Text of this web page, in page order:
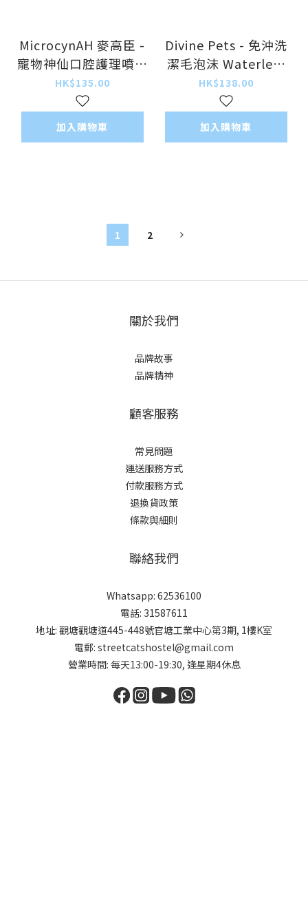
MicrocynAH 麥高臣 -
寵物神仙口腔護理噴霧
Oral Care Spray
100ml
HK$135.00
加入購物車
Divine Pets - 免沖洗
潔毛泡沫 Waterless
Pet Shampoo 200ml
HK$138.00
加入購物車
1 2
關於我們
品牌故事
品牌精神
顧客服務
常見問題
運送服務方式
付款服務方式
退換貨政策
條款與細則
聯絡我們
Whatsapp: 62536100
電話: 31587611
地址: 觀塘觀塘道445-448號官塘工業中心第3期, 1樓K室
電郵: streetcatshostel@gmail.com
營業時間: 每天13:00-19:30, 逢星期4休息